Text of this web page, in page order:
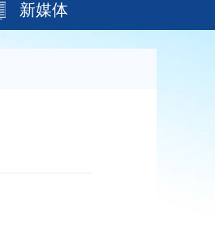
新媒体